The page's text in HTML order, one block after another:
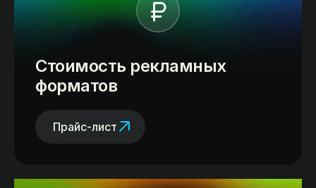
Стоимость рекламных
форматов
Прайс-лист